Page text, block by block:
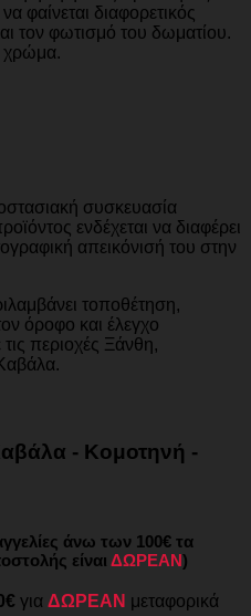
φαίνεται διαφορετικός
τον φωτισμό του δωματίου.
χρώμα.
συσκευασία
ενδέχεται να διαφέρει
απεικόνισή του στην
τοποθέτηση,
όροφο και έλεγχο
περιοχές Ξάνθη,
- Κομοτηνή -
άνω των 100€ τα
είναι ΔΩΡΕΑΝ)
για ΔΩΡΕΑΝ μεταφορικά